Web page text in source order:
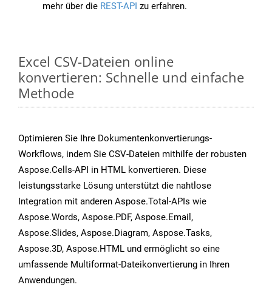
mehr über die REST-API zu erfahren.
Excel CSV-Dateien online
konvertieren: Schnelle und einfache
Methode
Optimieren Sie Ihre Dokumentenkonvertierungs-
Workflows, indem Sie CSV-Dateien mithilfe der robusten
Aspose.Cells-API in HTML konvertieren. Diese
leistungsstarke Lösung unterstützt die nahtlose
Integration mit anderen Aspose.Total-APIs wie
Aspose.Words, Aspose.PDF, Aspose.Email,
Aspose.Slides, Aspose.Diagram, Aspose.Tasks,
Aspose.3D, Aspose.HTML und ermöglicht so eine
umfassende Multiformat-Dateikonvertierung in Ihren
Anwendungen.